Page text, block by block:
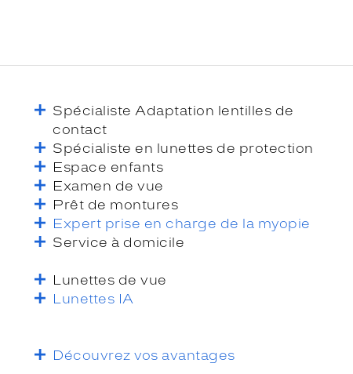
Spécialiste Adaptation lentilles de
contact
Spécialiste en lunettes de protection
Espace enfants
Examen de vue
Prêt de montures
Expert prise en charge de la myopie
Service à domicile
Lunettes de vue
Lunettes IA
Découvrez vos avantages